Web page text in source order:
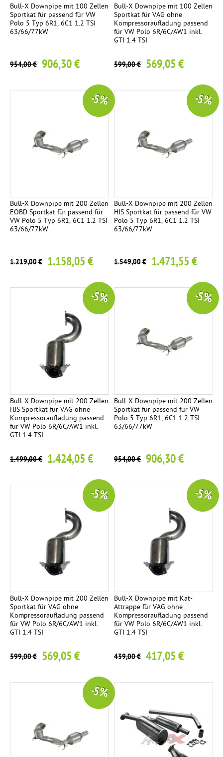
Bull-X Downpipe mit 100 Zellen
Sportkat für passend für VW
Polo 5 Typ 6R1, 6C1 1.2 TSI
63/66/77kW
954,00 € 906,30 €
Bull-X Downpipe mit 100 Zellen
Sportkat für VAG ohne
Kompressoraufladung passend
für VW Polo 6R/6C/AW1 inkl.
GTI 1.4 TSI
599,00 € 569,05 €
Bull-X Downpipe mit 200 Zellen
EOBD Sportkat für passend für
VW Polo 5 Typ 6R1, 6C1 1.2 TSI
63/66/77kW
1.219,00 € 1.158,05 €
-5 %
Bull-X Downpipe mit 200 Zellen
HJS Sportkat für passend für VW
Polo 5 Typ 6R1, 6C1 1.2 TSI
63/66/77kW
1.549,00 € 1.471,55 €
-5 %
Bull-X Downpipe mit 200 Zellen
HJS Sportkat für VAG ohne
Kompressoraufladung passend
für VW Polo 6R/6C/AW1 inkl.
GTI 1.4 TSI
1.499,00 € 1.424,05 €
-5 %
Bull-X Downpipe mit 200 Zellen
Sportkat für passend für VW
Polo 5 Typ 6R1, 6C1 1.2 TSI
63/66/77kW
954,00 € 906,30 €
-5 %
Bull-X Downpipe mit 200 Zellen
Sportkat für VAG ohne
Kompressoraufladung passend
für VW Polo 6R/6C/AW1 inkl.
GTI 1.4 TSI
599,00 € 569,05 €
-5 %
Bull-X Downpipe mit Kat-
Attrappe für VAG ohne
Kompressoraufladung passend
für VW Polo 6R/6C/AW1 inkl.
GTI 1.4 TSI
439,00 € 417,05 €
-5 %
-5 %